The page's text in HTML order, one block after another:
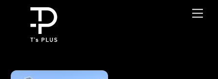
content